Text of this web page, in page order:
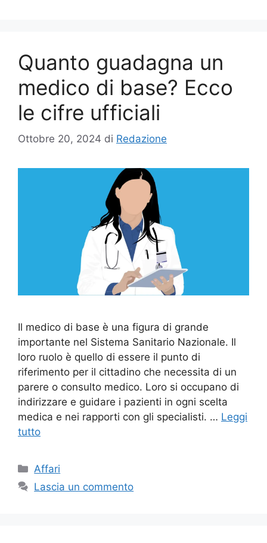
Quanto guadagna un
medico di base? Ecco
le cifre ufficiali
Ottobre 20, 2024 di Redazione
Il medico di base è una figura di grande
importante nel Sistema Sanitario Nazionale. Il
loro ruolo è quello di essere il punto di
riferimento per il cittadino che necessita di un
parere o consulto medico. Loro si occupano di
indirizzare e guidare i pazienti in ogni scelta
medica e nei rapporti con gli specialisti. … Leggi
tutto
Categorie
Affari
Lascia un commento